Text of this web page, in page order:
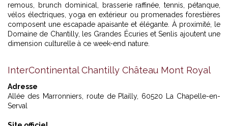
remous, brunch dominical, brasserie raffinée, tennis, pétanque,
vélos électriques, yoga en extérieur ou promenades forestières
composent une escapade apaisante et élégante. À proximité, le
Domaine de Chantilly, les Grandes Écuries et Senlis ajoutent une
dimension culturelle à ce week-end nature.
InterContinental Chantilly Château Mont Royal
Adresse
Allée des Marronniers, route de Plailly, 60520 La Chapelle-en-
Serval